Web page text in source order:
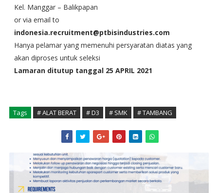
Kel. Manggar – Balikpapan
or via email to
indonesia.recruitment@ptbisindustries.com
Hanya pelamar yang memenuhi persyaratan diatas yang
akan diproses untuk seleksi
Lamaran ditutup tanggal 25 APRIL 2021
Tags # ALAT BERAT # D3 # SMK # TAMBANG